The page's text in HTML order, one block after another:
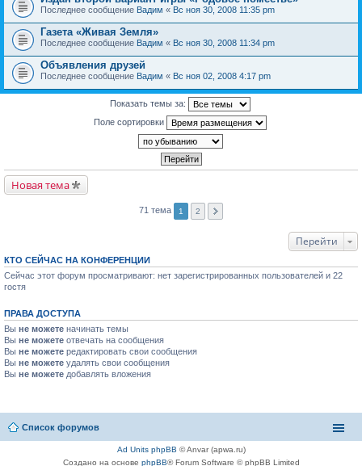
Последнее сообщение Вадим « Вс ноя 30, 2008 11:35 pm
Газета «Живая Земля»
Последнее сообщение Вадим « Вс ноя 30, 2008 11:34 pm
Объявления друзей
Последнее сообщение Вадим « Вс ноя 02, 2008 4:17 pm
Показать темы за:
Поле сортировки
Новая тема
71 тема 1 2
Перейти
КТО СЕЙЧАС НА КОНФЕРЕНЦИИ
Сейчас этот форум просматривают: нет зарегистрированных пользователей и 22
гостя
ПРАВА ДОСТУПА
Вы не можете начинать темы
Вы не можете отвечать на сообщения
Вы не можете редактировать свои сообщения
Вы не можете удалять свои сообщения
Вы не можете добавлять вложения
Список форумов
Ad Units phpBB © Anvar (apwa.ru)
Создано на основе phpBB® Forum Software © phpBB Limited